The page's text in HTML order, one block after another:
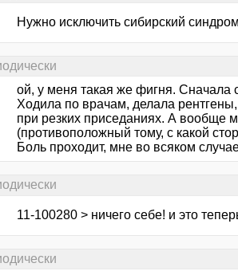
Нужно исключить сибирский
ой, у меня такая же фигня. Сначала
Ходила по врачам, делала рентгены,
при резких приседаниях. А вообще
(противоположный тому, с какой
Боль проходит, мне во всяком
11-100280 > ничего себе! и это